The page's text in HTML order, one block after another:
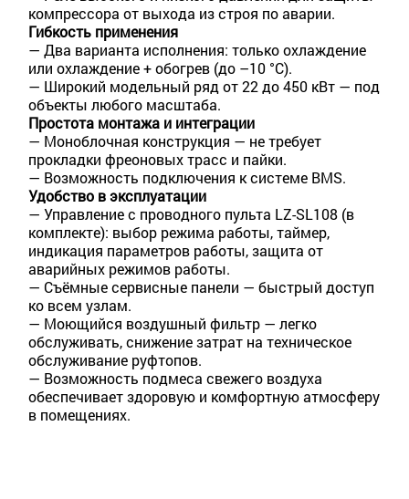
компрессора от выхода из строя по аварии.
Гибкость применения
— Два варианта исполнения: только охлаждение
или охлаждение + обогрев (до –10 °C).
— Широкий модельный ряд от 22 до 450 кВт — под
объекты любого масштаба.
Простота монтажа и интеграции
— Моноблочная конструкция — не требует
прокладки фреоновых трасс и пайки.
— Возможность подключения к системе BMS.
Удобство в эксплуатации
— Управление с проводного пульта LZ-SL108 (в
комплекте): выбор режима работы, таймер,
индикация параметров работы, защита от
аварийных режимов работы.
— Съёмные сервисные панели — быстрый доступ
ко всем узлам.
— Моющийся воздушный фильтр — легко
обслуживать, снижение затрат на техническое
обслуживание руфтопов.
— Возможность подмеса свежего воздуха
обеспечивает здоровую и комфортную атмосферу
в помещениях.